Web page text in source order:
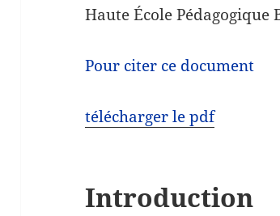
Haute École Pédagogique
Pour citer ce document
télécharger le pdf
Introduction